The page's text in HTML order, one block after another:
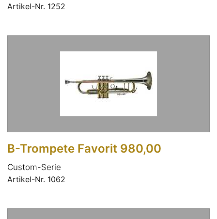
Artikel-Nr. 1252
B-Trompete Favorit 980,00
Custom-Serie
Artikel-Nr. 1062